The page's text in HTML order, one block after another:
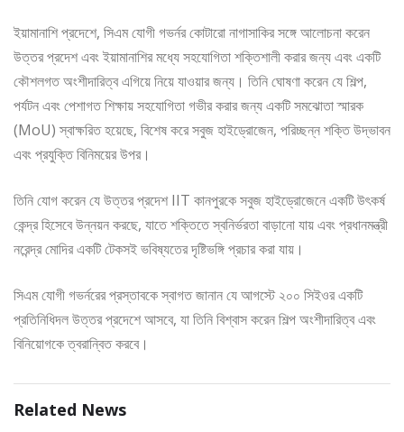
ইয়ামানাশি প্রদেশে, সিএম যোগী গভর্নর কোটারো নাগাসাকির সঙ্গে আলোচনা করেন
উত্তর প্রদেশ এবং ইয়ামানাশির মধ্যে সহযোগিতা শক্তিশালী করার জন্য এবং একটি
কৌশলগত অংশীদারিত্ব এগিয়ে নিয়ে যাওয়ার জন্য। তিনি ঘোষণা করেন যে শিল্প,
পর্যটন এবং পেশাগত শিক্ষায় সহযোগিতা গভীর করার জন্য একটি সমঝোতা স্মারক
(MoU) স্বাক্ষরিত হয়েছে, বিশেষ করে সবুজ হাইড্রোজেন, পরিচ্ছন্ন শক্তি উদ্ভাবন
এবং প্রযুক্তি বিনিময়ের উপর।
তিনি যোগ করেন যে উত্তর প্রদেশ IIT কানপুরকে সবুজ হাইড্রোজেনে একটি উৎকর্ষ
কেন্দ্র হিসেবে উন্নয়ন করছে, যাতে শক্তিতে স্বনির্ভরতা বাড়ানো যায় এবং প্রধানমন্ত্রী
নরেন্দ্র মোদির একটি টেকসই ভবিষ্যতের দৃষ্টিভঙ্গি প্রচার করা যায়।
সিএম যোগী গভর্নরের প্রস্তাবকে স্বাগত জানান যে আগস্টে ২০০ সিইওর একটি
প্রতিনিধিদল উত্তর প্রদেশে আসবে, যা তিনি বিশ্বাস করেন শিল্প অংশীদারিত্ব এবং
বিনিয়োগকে ত্বরান্বিত করবে।
Related News